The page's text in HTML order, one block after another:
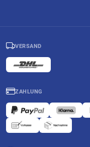
VERSAND
ZAHLUNG